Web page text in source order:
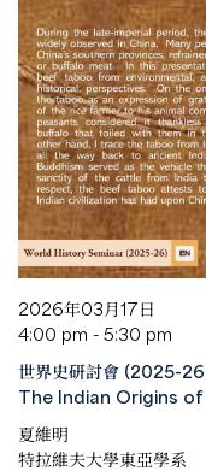
2026年03月17日
4:00 pm - 5:30 pm
世界史研討會 (2025-
The Indian Origins
夏維明
特拉維夫大學東亞學系